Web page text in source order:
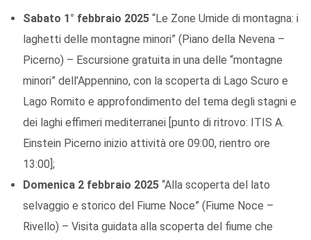
Sabato 1° febbraio 2025 “Le Zone Umide di montagna: i
laghetti delle montagne minori” (Piano della Nevena –
Picerno) – Escursione gratuita in una delle “montagne
minori” dell’Appennino, con la scoperta di Lago Scuro e
Lago Romito e approfondimento del tema degli stagni e
dei laghi effimeri mediterranei [punto di ritrovo: ITIS A.
Einstein Picerno inizio attività ore 09:00, rientro ore
13:00];
Domenica 2 febbraio 2025 “Alla scoperta del lato
selvaggio e storico del Fiume Noce” (Fiume Noce –
Rivello) – Visita guidata alla scoperta del fiume che